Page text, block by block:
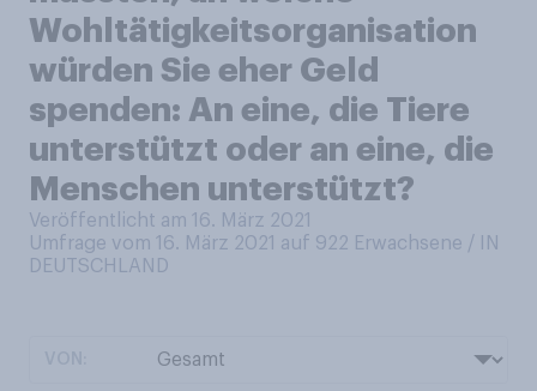
Wohltätigkeitsorganisation
würden Sie eher Geld
spenden: An eine, die Tiere
unterstützt oder an eine, die
Menschen unterstützt?
Veröffentlicht am 16. März 2021
Umfrage vom 16. März 2021 auf 922 Erwachsene / IN
DEUTSCHLAND